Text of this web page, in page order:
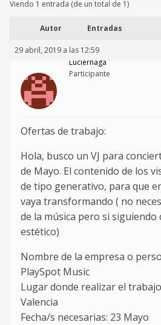
Viendo 1 entrada (de un total de 1)
Autor Entradas
29 abril, 2019 a las 12:59
Luciernaga
Participante
Ofertas de trabajo:
Hola, busco un VJ para
de Mayo. El contenido de los
de tipo generativo, para que
vaya transformando ( no
de la música pero si
estético)
Nombre de la empresa o
PlaySpot Music
Lugar donde realizar el
Valencia
Fecha/s necesarias: 23 Mayo